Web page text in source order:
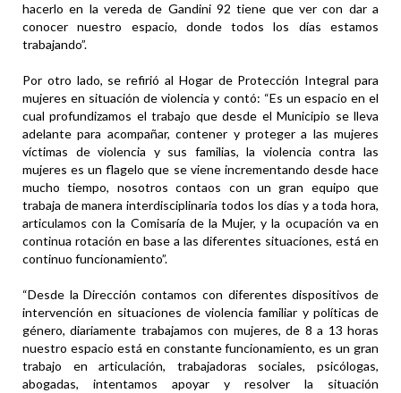
hacerlo en la vereda de Gandini 92 tiene que ver con dar a
conocer nuestro espacio, donde todos los días estamos
trabajando”.
Por otro lado, se refirió al Hogar de Protección Integral para
mujeres en situación de violencia y contó: “Es un espacio en el
cual profundizamos el trabajo que desde el Municipio se lleva
adelante para acompañar, contener y proteger a las mujeres
víctimas de violencia y sus familias, la violencia contra las
mujeres es un flagelo que se viene incrementando desde hace
mucho tiempo, nosotros contaos con un gran equipo que
trabaja de manera interdisciplinaria todos los días y a toda hora,
articulamos con la Comisaría de la Mujer, y la ocupación va en
continua rotación en base a las diferentes situaciones, está en
continuo funcionamiento”.
“Desde la Dirección contamos con diferentes dispositivos de
intervención en situaciones de violencia familiar y políticas de
género, diariamente trabajamos con mujeres, de 8 a 13 horas
nuestro espacio está en constante funcionamiento, es un gran
trabajo en articulación, trabajadoras sociales, psicólogas,
abogadas, intentamos apoyar y resolver la situación